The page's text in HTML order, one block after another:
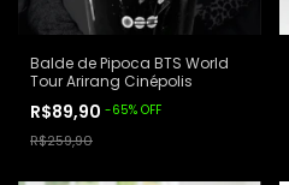
Balde de Pipoca BTS World
Tour Arirang Cinépolis
R$89,90 -65% OFF
R$259,90